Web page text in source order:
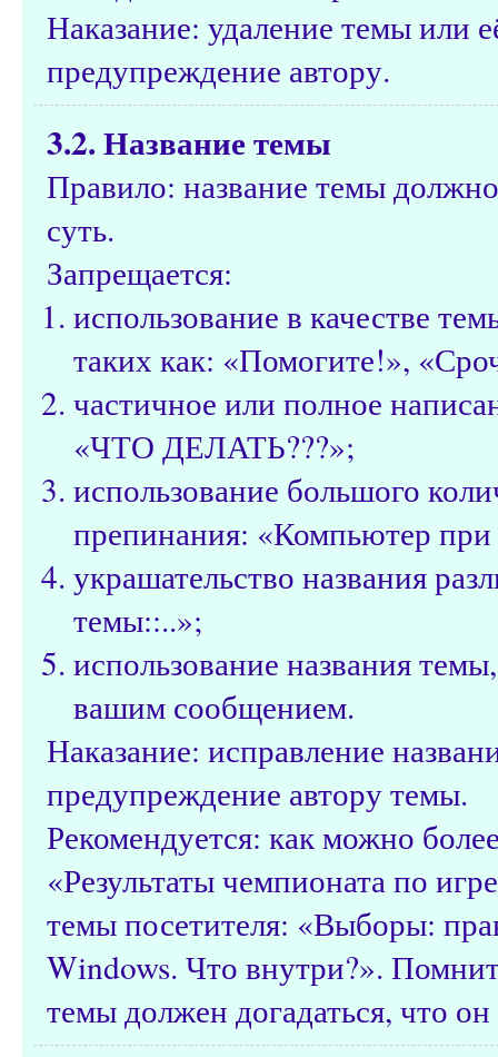
Наказание: удаление темы или
предупреждение автору.
3.2. Название темы
Правило: название темы
суть.
Запрещается:
использование в качестве
таких как: «Помогите!»,
частичное или полное
«ЧТО ДЕЛАТЬ???»;
использование большого
препинания: «Компьютер при
украшательство названия
темы::..»;
использование названия
вашим сообщением.
Наказание: исправление
предупреждение автору темы.
Рекомендуется: как можно
«Результаты чемпионата по
темы посетителя: «Выборы:
Windows. Что внутри?».
темы должен догадаться, что